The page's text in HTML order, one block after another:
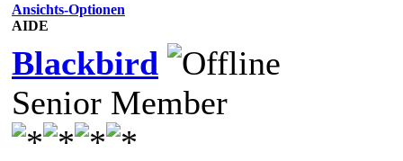
Ansichts-Optionen
AIDE
Blackbird
Senior Member